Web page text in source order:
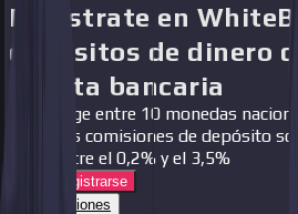
Regístrate en
depósitos de dinero
tarjeta bancaria
Elige entre 10 monedas
Las comisiones de depósito
entre el 0,2% y el 3,5%
Cómo registrarse
Comisiones